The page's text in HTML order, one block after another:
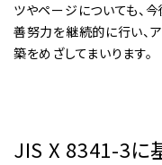
ツやページについても、
善努力を継続的に行い、
築をめざしてまいります。
JIS X 8341-3に